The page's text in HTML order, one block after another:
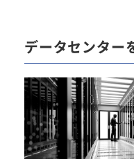
データセンター